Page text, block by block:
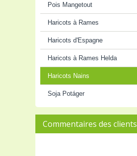
Pois Mangetout
Haricots à Rames
Haricots d'Espagne
Haricots à Rames Helda
Haricots Nains
Soja Potáger
Commentaires des clients